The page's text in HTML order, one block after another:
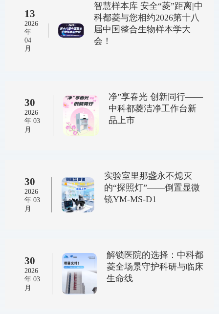
13
2026
年
04
月
智慧样本库 安全“菱”距离|中
科都菱与您相约2026第十八
届中国整合生物样本学大
会！
30
2026
年 03
月
净”享春光 创新同行——
中科都菱洁净工作台新
品上市
30
2026
年 03
月
实验室里那盏永不熄灭
的“探照灯”——倒置显微
镜YM-MS-D1
30
2026
年 03
月
解锁医院的选择：中科都
菱全场景守护科研与临床
生命线